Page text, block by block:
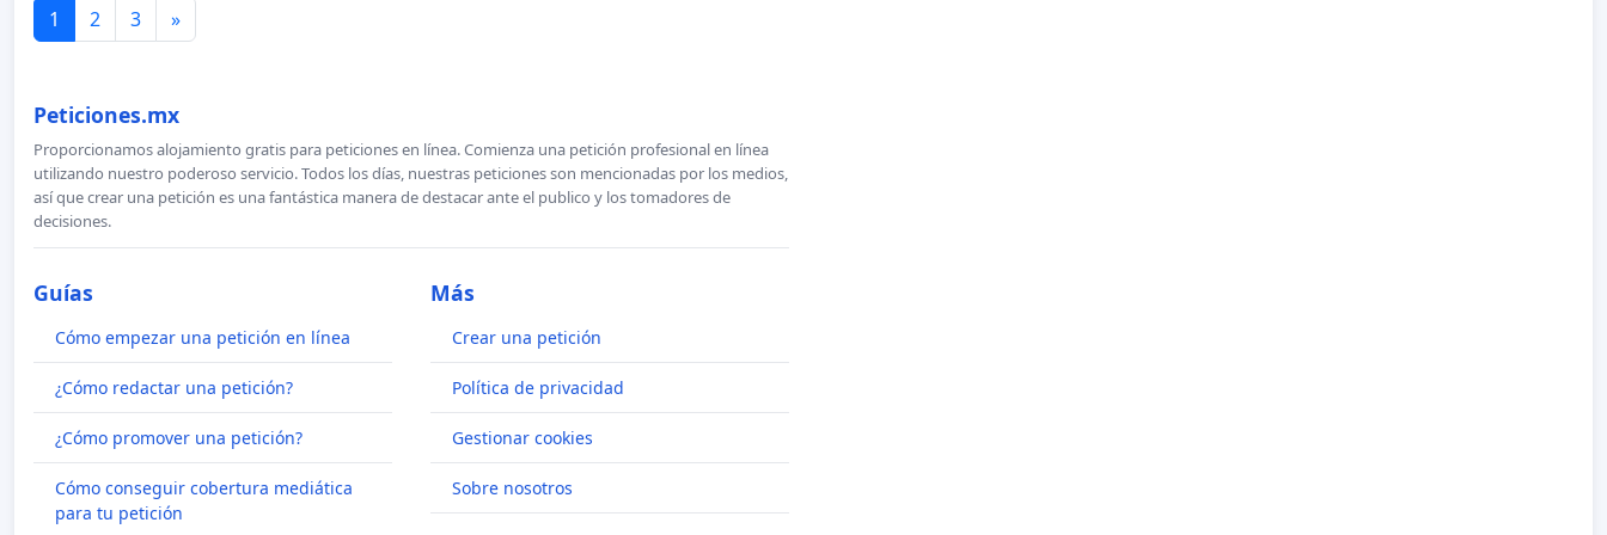
1 2 3 »
Peticiones.mx
Proporcionamos alojamiento gratis para peticiones en línea. Comienza una petición profesional en línea
utilizando nuestro poderoso servicio. Todos los días, nuestras peticiones son mencionadas por los medios,
así que crear una petición es una fantástica manera de destacar ante el publico y los tomadores de
decisiones.
Guías
Cómo empezar una petición en línea
¿Cómo redactar una petición?
¿Cómo promover una petición?
Cómo conseguir cobertura mediática
para tu petición
Más
Crear una petición
Política de privacidad
Gestionar cookies
Sobre nosotros